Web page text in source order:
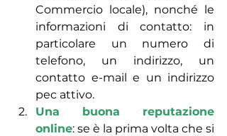
Commercio locale), nonché le
informazioni di contatto: in
particolare un numero di
telefono, un indirizzo, un
contatto e-mail e un indirizzo
pec attivo.
Una buona reputazione
online: se è la prima volta che si